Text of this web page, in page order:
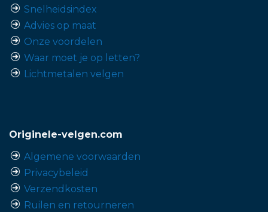
Snelheidsindex
Advies op maat
Onze voordelen
Waar moet je op letten?
Lichtmetalen velgen
Originele-velgen.com
Algemene voorwaarden
Privacybeleid
Verzendkosten
Ruilen en retourneren